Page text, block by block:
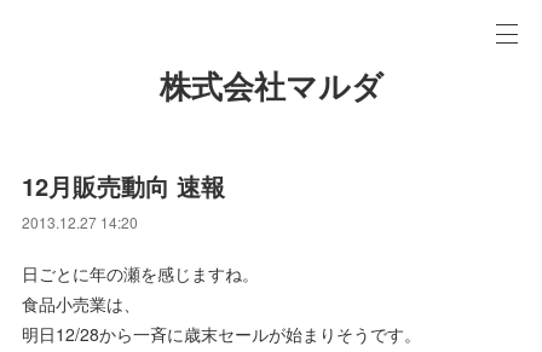
株式会社マルダ
12月販売動向 速報
2013.12.27 14:20
日ごとに年の瀬を感じますね。
食品小売業は、
明日12/28から一斉に歳末セールが始まりそうです。